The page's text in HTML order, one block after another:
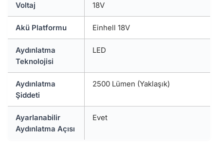
Voltaj 18V
Akü Platformu Einhell 18V
Aydınlatma
Teknolojisi
LED
Aydınlatma
Şiddeti
2500 Lümen (Yaklaşık)
Ayarlanabilir
Aydınlatma Açısı
Evet